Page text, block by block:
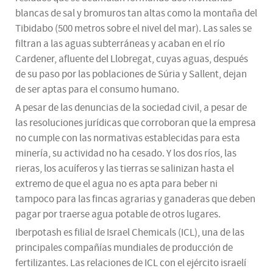
blancas de sal y bromuros tan altas como la montaña del
Tibidabo (500 metros sobre el nivel del mar). Las sales se
filtran a las aguas subterráneas y acaban en el río
Cardener, afluente del Llobregat, cuyas aguas, después
de su paso por las poblaciones de Súria y Sallent, dejan
de ser aptas para el consumo humano.
A pesar de las denuncias de la sociedad civil, a pesar de
las resoluciones jurídicas que corroboran que la empresa
no cumple con las normativas establecidas para esta
minería, su actividad no ha cesado. Y los dos ríos, las
rieras, los acuíferos y las tierras se salinizan hasta el
extremo de que el agua no es apta para beber ni
tampoco para las fincas agrarias y ganaderas que deben
pagar por traerse agua potable de otros lugares.
Iberpotash es filial de Israel Chemicals (ICL), una de las
principales compañías mundiales de producción de
fertilizantes. Las relaciones de ICL con el ejército israelí